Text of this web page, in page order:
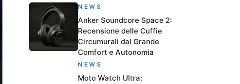
NEWS
Anker Soundcore Space 2:
Recensione delle Cuffie
Circumurali dal Grande
Comfort e Autonomia
NEWS
Moto Watch Ultra: